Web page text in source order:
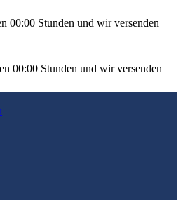
00:00 Stunden und wir versenden
00:00 Stunden und wir versenden